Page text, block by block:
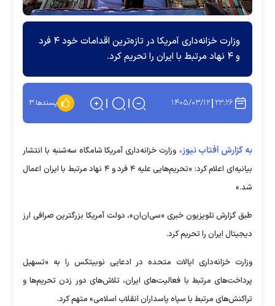
وزارت خزانه‌داری آمریکا در تازه‌ترین اقدامات خود ۴ فرد
و ۴ نهاد مرتبط با ایران را تحریم کرد.
۲۳:۲۶ ۱۴۰۵/۰۳/۱۲ پسندها:۳
به گزارش آفتاب نیوز، وزارت خزانه‌داری آمریکا شامگاه سه‌شنبه با انتشار
بیانیه‌ای اعلام کرد: «تحریم‌هایی علیه ۴ فرد و ۴ نهاد مرتبط با ایران اعمال
شد.»
طبق گزارش تلویزیون خبری «سی‌ان‌ان»، دولت آمریکا بزرگترین صرافی ارز
دیجیتال ایران را تحریم کرد.
وزارت خزانه‌داری ایالات متحده در ادعایی نوبیتکس را به «تسهیل
پرداخت‌های مرتبط با فعالیت‌های ایران، تلاش‌های دور زدن تحریم‌ها و
تراکنش‌های مرتبط با سپاه پاسداران انقلاب اسلامی» متهم کرد.